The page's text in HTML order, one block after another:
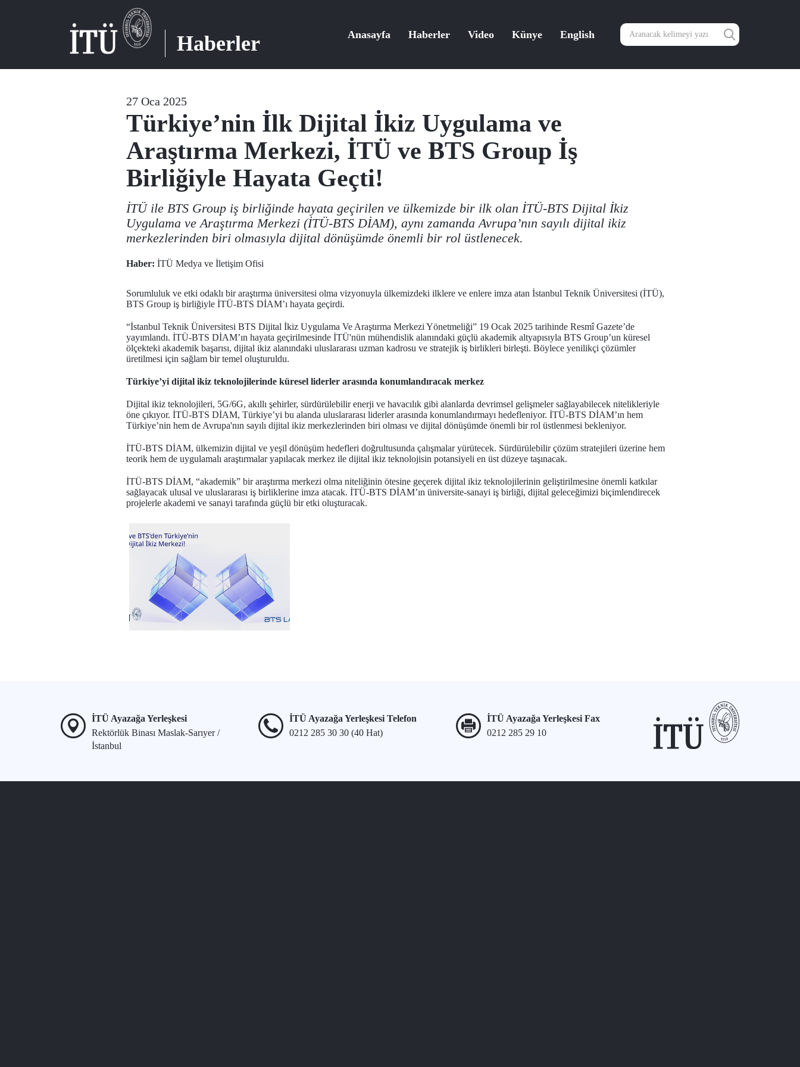
Haberler Anasayfa Haberler Video Künye English
27 Oca 2025
Türkiye’nin İlk Dijital İkiz Uygulama ve
Araştırma Merkezi, İTÜ ve BTS Group İş
Birliğiyle Hayata Geçti!
İTÜ ile BTS Group iş birliğinde hayata geçirilen ve ülkemizde bir ilk olan İTÜ-BTS Dijital İkiz
Uygulama ve Araştırma Merkezi (İTÜ-BTS DİAM), aynı zamanda Avrupa’nın sayılı dijital ikiz
merkezlerinden biri olmasıyla dijital dönüşümde önemli bir rol üstlenecek.
Haber: İTÜ Medya ve İletişim Ofisi
Sorumluluk ve etki odaklı bir araştırma üniversitesi olma vizyonuyla ülkemizdeki ilklere ve enlere imza atan İstanbul Teknik Üniversitesi (İTÜ),
BTS Group iş birliğiyle İTÜ-BTS DİAM’ı hayata geçirdi.
“İstanbul Teknik Üniversitesi BTS Dijital İkiz Uygulama Ve Araştırma Merkezi Yönetmeliği” 19 Ocak 2025 tarihinde Resmî Gazete’de
yayımlandı. İTÜ-BTS DİAM’ın hayata geçirilmesinde İTÜ'nün mühendislik alanındaki güçlü akademik altyapısıyla BTS Group’un küresel
ölçekteki akademik başarısı, dijital ikiz alanındaki uluslararası uzman kadrosu ve stratejik iş birlikleri birleşti. Böylece yenilikçi çözümler
üretilmesi için sağlam bir temel oluşturuldu.
Türkiye’yi dijital ikiz teknolojilerinde küresel liderler arasında konumlandıracak merkez
Dijital ikiz teknolojileri, 5G/6G, akıllı şehirler, sürdürülebilir enerji ve havacılık gibi alanlarda devrimsel gelişmeler sağlayabilecek nitelikleriyle
öne çıkıyor. İTÜ-BTS DİAM, Türkiye’yi bu alanda uluslararası liderler arasında konumlandırmayı hedefleniyor. İTÜ-BTS DİAM’ın hem
Türkiye’nin hem de Avrupa'nın sayılı dijital ikiz merkezlerinden biri olması ve dijital dönüşümde önemli bir rol üstlenmesi bekleniyor.
İTÜ-BTS DİAM, ülkemizin dijital ve yeşil dönüşüm hedefleri doğrultusunda çalışmalar yürütecek. Sürdürülebilir çözüm stratejileri üzerine hem
teorik hem de uygulamalı araştırmalar yapılacak merkez ile dijital ikiz teknolojisin potansiyeli en üst düzeye taşınacak.
İTÜ-BTS DİAM, “akademik” bir araştırma merkezi olma niteliğinin ötesine geçerek dijital ikiz teknolojilerinin geliştirilmesine önemli katkılar
sağlayacak ulusal ve uluslararası iş birliklerine imza atacak. İTÜ-BTS DİAM’ın üniversite-sanayi iş birliği, dijital geleceğimizi biçimlendirecek
projelerle akademi ve sanayi tarafında güçlü bir etki oluşturacak.
İTÜ Ayazağa Yerleşkesi
Rektörlük Binası Maslak-Sarıyer /
İstanbul
İTÜ Ayazağa Yerleşkesi Telefon
0212 285 30 30 (40 Hat)
İTÜ Ayazağa Yerleşkesi Fax
0212 285 29 10